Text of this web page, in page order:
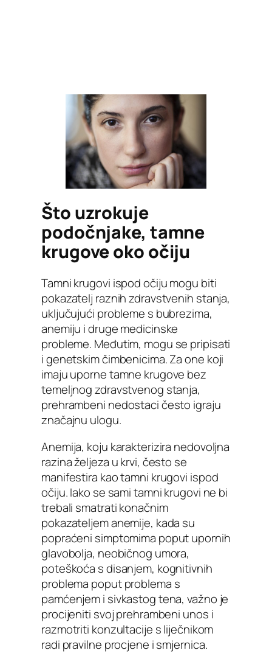
Što uzrokuje
podočnjake, tamne
krugove oko očiju
Tamni krugovi ispod očiju mogu biti
pokazatelj raznih zdravstvenih stanja,
uključujući probleme s bubrezima,
anemiju i druge medicinske
probleme. Međutim, mogu se pripisati
i genetskim čimbenicima. Za one koji
imaju uporne tamne krugove bez
temeljnog zdravstvenog stanja,
prehrambeni nedostaci često igraju
značajnu ulogu.
Anemija, koju karakterizira nedovoljna
razina željeza u krvi, često se
manifestira kao tamni krugovi ispod
očiju. Iako se sami tamni krugovi ne bi
trebali smatrati konačnim
pokazateljem anemije, kada su
popraćeni simptomima poput upornih
glavobolja, neobičnog umora,
poteškoća s disanjem, kognitivnih
problema poput problema s
pamćenjem i sivkastog tena, važno je
procijeniti svoj prehrambeni unos i
razmotriti konzultacije s liječnikom
radi pravilne procjene i smjernica.